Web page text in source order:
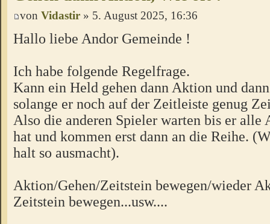
von Vidastir » 5. August 2025, 16:36
Hallo liebe Andor Gemeinde !
Ich habe folgende Regelfrage.
Kann ein Held gehen dann Aktion und
solange er noch auf der Zeitleiste genug
Also die anderen Spieler warten bis er alle
hat und kommen erst dann an die Reihe.
halt so ausmacht).
Aktion/Gehen/Zeitstein bewegen/wieder
Zeitstein bewegen...usw....